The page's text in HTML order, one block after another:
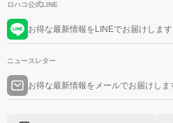
ロハコ公式LINE
お得な最新情報をLINEでお届けします
ニュースレター
お得な最新情報をメールでお届けしま